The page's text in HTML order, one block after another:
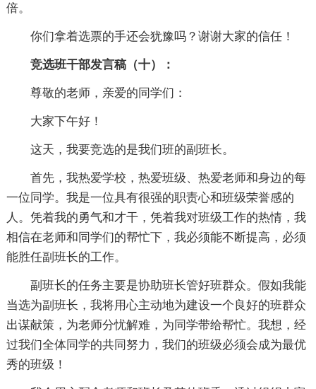
倍。
你们拿着选票的手还会犹豫吗？谢谢大家的信任！
竞选班干部发言稿（十）：
尊敬的老师，亲爱的同学们：
大家下午好！
这天，我要竞选的是我们班的副班长。
首先，我热爱学校，热爱班级、热爱老师和身边的每
一位同学。我是一位具有很强的职责心和班级荣誉感的
人。凭着我的勇气和才干，凭着我对班级工作的热情，我
相信在老师和同学们的帮忙下，我必须能不断提高，必须
能胜任副班长的工作。
副班长的任务主要是协助班长管好班群众。假如我能
当选为副班长，我将用心主动地为建设一个良好的班群众
出谋献策，为老师分忧解难，为同学带给帮忙。我想，经
过我们全体同学的共同努力，我们的班级必须会成为最优
秀的班级！